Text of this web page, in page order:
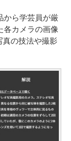
から学芸員が厳
各カメラの画像
真の技法や撮影